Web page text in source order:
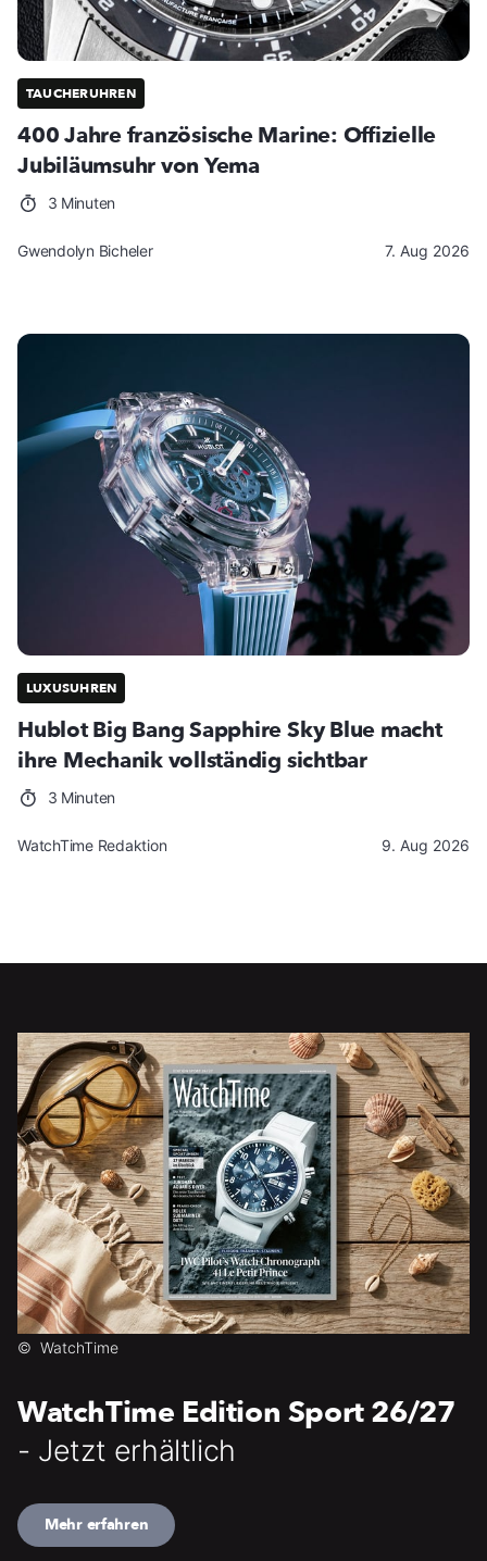
TAUCHERUHREN
400 Jahre französische Marine: Offizielle
Jubiläumsuhr von Yema
3 Minuten
Gwendolyn Bicheler 7. Aug 2026
LUXUSUHREN
Hublot Big Bang Sapphire Sky Blue macht
ihre Mechanik vollständig sichtbar
3 Minuten
WatchTime Redaktion 9. Aug 2026
© WatchTime
WatchTime Edition Sport 26/27
- Jetzt erhältlich
Mehr erfahren